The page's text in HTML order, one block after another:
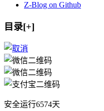
Z-Blog on Github
目录[+]
安全运行6574天